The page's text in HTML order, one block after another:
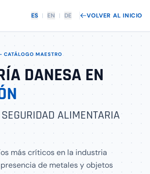
ES | EN | DE VOLVER AL INICIO
CATÁLOGO MAESTRO
DANESA EN
ALIMENTARIA
más críticos en la industria
de metales y objetos